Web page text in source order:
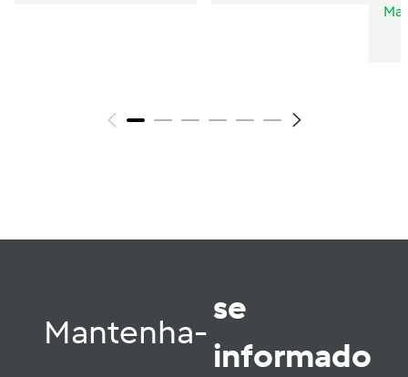
Mantenha-
se
informado